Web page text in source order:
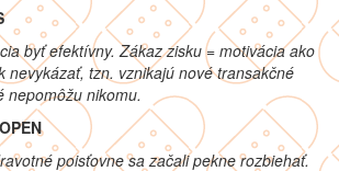
byť efektívny. Zákaz zisku = motivácia ako
nevykázať, tzn. vznikajú nové transakčné
nepomôžu nikomu.
poisťovne sa začali pekne rozbiehať.